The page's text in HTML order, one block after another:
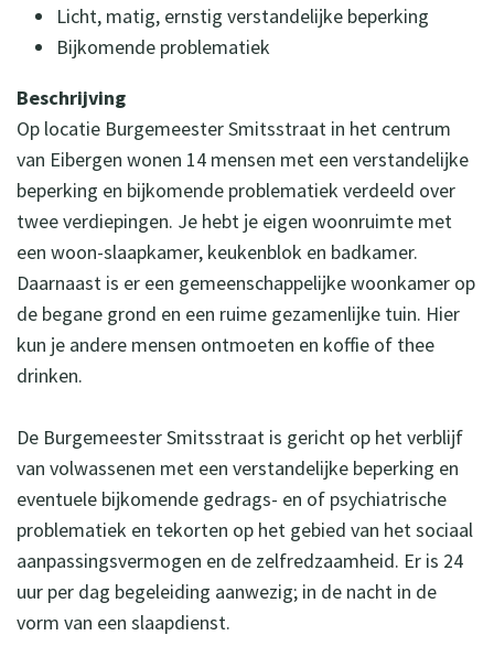
Licht, matig, ernstig verstandelijke beperking
Bijkomende problematiek
Beschrijving
Op locatie Burgemeester Smitsstraat in het centrum
van Eibergen wonen 14 mensen met een verstandelijke
beperking en bijkomende problematiek verdeeld over
twee verdiepingen. Je hebt je eigen woonruimte met
een woon-slaapkamer, keukenblok en badkamer.
Daarnaast is er een gemeenschappelijke woonkamer op
de begane grond en een ruime gezamenlijke tuin. Hier
kun je andere mensen ontmoeten en koffie of thee
drinken.
De Burgemeester Smitsstraat is gericht op het verblijf
van volwassenen met een verstandelijke beperking en
eventuele bijkomende gedrags- en of psychiatrische
problematiek en tekorten op het gebied van het sociaal
aanpassingsvermogen en de zelfredzaamheid. Er is 24
uur per dag begeleiding aanwezig; in de nacht in de
vorm van een slaapdienst.